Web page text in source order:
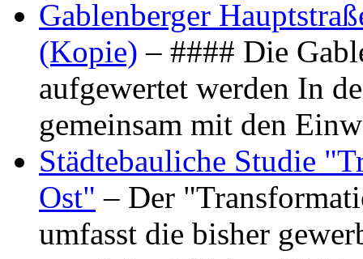
Gablenberger
(Kopie) – #### Die
aufgewertet werden In
gemeinsam mit den
Städtebauliche Studie
Ost" – Der
umfasst die bisher